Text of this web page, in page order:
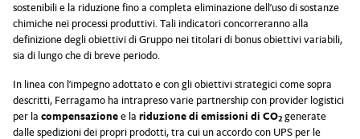
sostenibili e la riduzione fino a completa eliminazione dell’uso di sostanze
chimiche nei processi produttivi. Tali indicatori concorreranno alla
definizione degli obiettivi di Gruppo nei titolari di bonus obiettivi variabili,
sia di lungo che di breve periodo.
In linea con l’impegno adottato e con gli obiettivi strategici come sopra
descritti, Ferragamo ha intrapreso varie partnership con provider logistici
per la compensazionee la riduzione di emissioni di CO2generate
dalle spedizioni dei propri prodotti, tra cui un accordo con UPS per le